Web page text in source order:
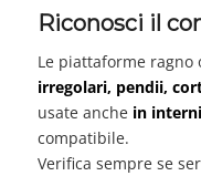
Riconosci il
Le piattaforme ragno
irregolari, pendii,
usate anche in interni
compatibile.
Verifica sempre se